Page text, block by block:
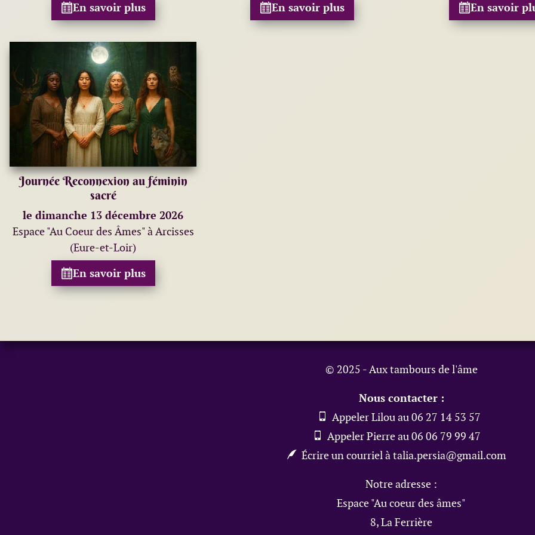
En savoir plus En savoir plus En savoir
Journée Reconnexion au féminin
sacré
le dimanche 13 décembre 2026
Espace "Au Coeur des Âmes" à Arcisses
(Eure-et-Loir)
En savoir plus
© 2025 - Aux tambours de l'âme
Nous contacter :
Appeler Lilou au 06 27 14 53 57
Appeler Pierre au 06 06 79 99 47
Écrire un courriel à talia.persia@gmail.com
Notre adresse :
Espace "Au coeur des âmes"
8, La Ferrière